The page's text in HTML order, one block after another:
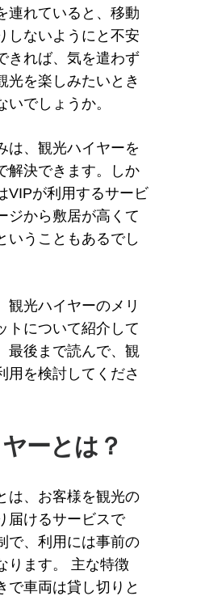
連れていると、移動
しないようにと不安
きれば、気を遣わず
光を楽しみたいとき
いでしょうか。
は、観光ハイヤーを
解決できます。しか
VIPが利用するサービ
ジから敷居が高くて
いうこともあるでし
観光ハイヤーのメリ
トについて紹介して
最後まで読んで、観
用を検討してくださ
ーとは？
は、お客様を観光の
届けるサービスで
で、利用には事前の
ります。 主な特徴
で車両は貸し切りと